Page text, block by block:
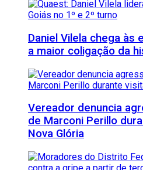
Daniel Vilela chega às
a maior coligação da
Vereador denuncia
de Marconi Perillo
Nova Glória